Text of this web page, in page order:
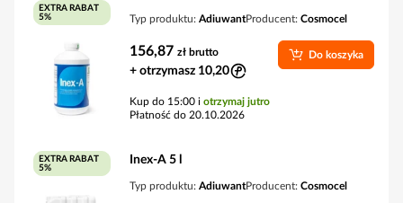
EXTRA RABAT
5%
Typ produktu: AdiuwantProducent: Cosmocel
156,87 zł brutto
+ otrzymasz 10,20
Do koszyka
Kup do 15:00 i otrzymaj jutro
Płatność do 20.10.2026
EXTRA RABAT
5%
Inex-A 5 l
Typ produktu: AdiuwantProducent: Cosmocel